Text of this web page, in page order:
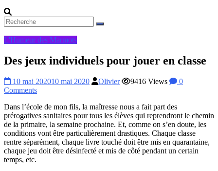
L'Humeur des Marmots
Des jeux individuels pour jouer en classe
10 mai 202010 mai 2020 Olivier 9416 Views
0
Comments
Dans l’école de mon fils, la maîtresse nous a fait part des
prérogatives sanitaires pour tous les élèves qui reprendront le chemin
de la primaire, la semaine prochaine. Et, comme on s’en doute, les
conditions vont être particulièrement drastiques. Chaque classe
rentre séparément, chaque livre touché doit être mis en quarantaine,
chaque jeu doit être désinfecté et mis de côté pendant un certain
temps, etc.